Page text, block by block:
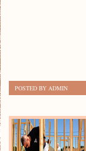
POSTED BY ADMIN